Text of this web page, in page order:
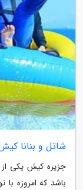
شاتل و بنانا
جزیره کیش یکی
باشد که امروزه با